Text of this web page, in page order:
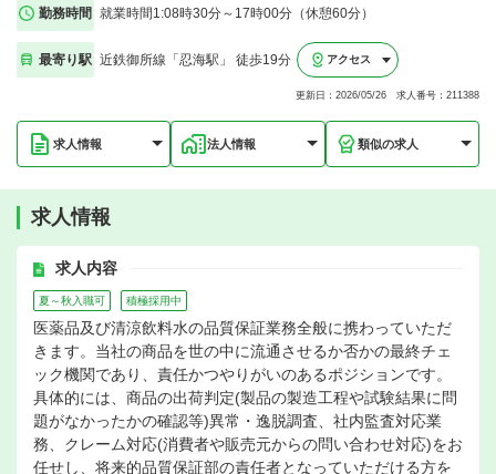
勤務時間 就業時間1:08時30分～17時00分（休憩60分）
最寄り駅 近鉄御所線「忍海駅」 徒歩19分 アクセス
更新日：2026/05/26 求人番号：211388
求人情報 法人情報 類似の求人
求人情報
求人内容
夏～秋入職可 積極採用中
医薬品及び清涼飲料水の品質保証業務全般に携わっていただ
きます。当社の商品を世の中に流通させるか否かの最終チェ
ック機関であり、責任かつやりがいのあるポジションです。
具体的には、商品の出荷判定(製品の製造工程や試験結果に問
題がなかったかの確認等)異常・逸脱調査、社内監査対応業
務、クレーム対応(消費者や販売元からの問い合わせ対応)をお
任せし、将来的品質保証部の責任者となっていただける方を